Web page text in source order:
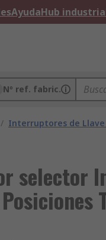
AyudaHub
Nº ref. fabric.
/ Interruptores de Llave
selector